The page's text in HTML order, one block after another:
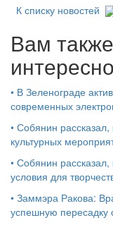
К списку новостей
Вам
• В Зеленограде
современных
• Собянин рассказал,
культурных
• Собянин рассказал,
условия для
• Заммэра Ракова:
успешную пересадку